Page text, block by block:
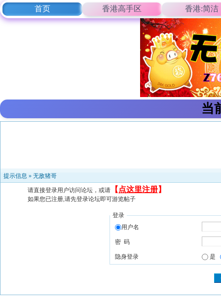
首页 香港高手区 香港:简洁
当
提示信息 » 无敌猪哥
请直接登录用户访问论坛，或请 【 点这里注册】
如果您已注册,请先登录论坛即可游览帖子
登录
用户名
密 码
隐身登录 是